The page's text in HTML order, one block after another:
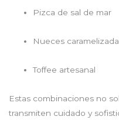
Pizca de sal de mar
Nueces
Toffee artesanal
Estas combinaciones no
transmiten cuidado y